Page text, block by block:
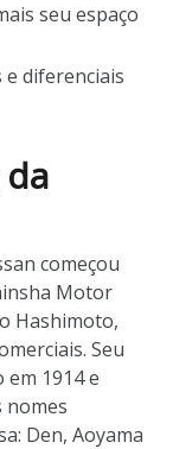
seu espaço
diferenciais
começou
Motor
Hashimoto,
Seu
1914 e
nomes
Den, Aoyama